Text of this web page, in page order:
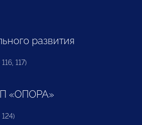
развития
117)
«ОПОРА»